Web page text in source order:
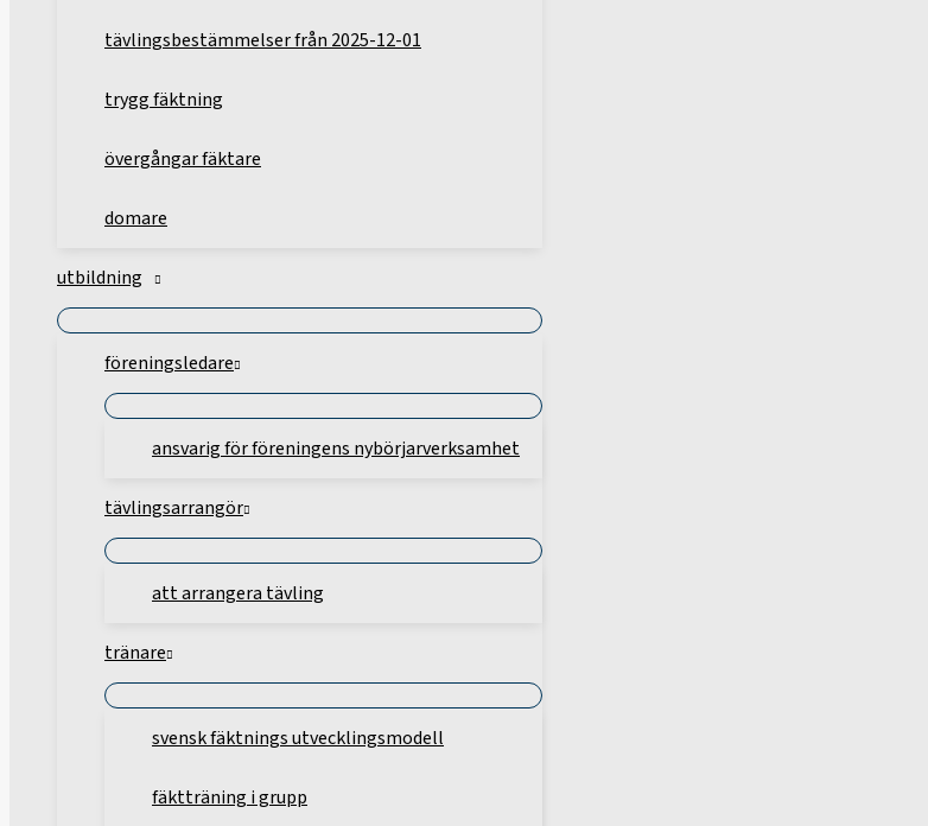
tävlingsbestämmelser från 2025-12-01
trygg fäktning
övergångar fäktare
domare
utbildning
föreningsledare
ansvarig för föreningens nybörjarverksamhet
tävlingsarrangör
att arrangera tävling
tränare
svensk fäktnings utvecklingsmodell
fäktträning i grupp